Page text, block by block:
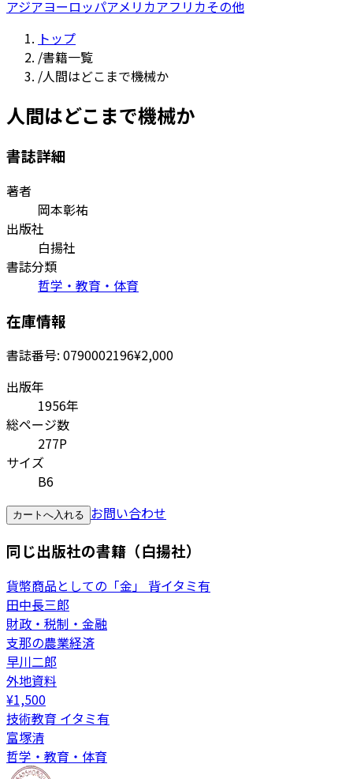
アジアヨーロッパアメリカアフリカその他
トップ
/書籍一覧
/人間はどこまで機械か
人間はどこまで機械か
書誌詳細
著者
岡本彰祐
出版社
白揚社
書誌分類
哲学・教育・体育
在庫情報
書誌番号: 0790002196¥2,000
出版年
1956年
総ページ数
277P
サイズ
B6
カートへ入れる お問い合わせ
同じ出版社の書籍（白揚社）
貨幣商品としての「金」 背イタミ有
田中長三郎
財政・税制・金融
支那の農業経済
早川二郎
外地資料
¥1,500
技術教育 イタミ有
富塚清
哲学・教育・体育